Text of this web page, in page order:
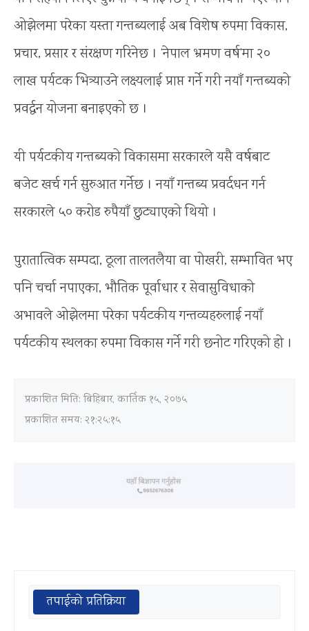
ओझेलमा परेका यस्ता गन्तब्यलाई अब विशेष रुपमा विकास,
प्रचार, प्रसार र संरक्षण गरिनेछ । ‘नेपाल भ्रमण वर्ष’मा २०
लाख पर्यटक भित्र्याउने लक्ष्यलाई प्राप्त गर्ने गरी नयाँ गन्तब्यको
प्रवर्द्धन योजना बनाइएको छ ।
यी पर्यटकीय गन्तब्यको विकासमा सरकारले यसै वर्षबाट
बजेट खर्च गर्न सुरुआत गर्नेछ । नयाँ गन्तब्य प्रवर्दधन गर्न
सरकारले ५० करोड रुपैयाँ छुट्याएको थियो ।
पुरातात्विक सम्पदा, ठूला तालतलैया वा पोखरी, सम्भावित भए
पनि चर्चा नपाएका, भौतिक पूर्वाधार र सेवासुविधाको
अभावले ओझेलमा परेका पर्यटकीय गन्तव्यहरुलाई नयाँ
पर्यटकीय स्थलका रुपमा विकास गर्ने गरी छनोट गरिएको हो ।
प्रकाशित मिति: बिहिबार, कार्तिक १५, २०७५
प्रकाशित समय: २१:२५:१५
तपाईको प्रतिक्रिया